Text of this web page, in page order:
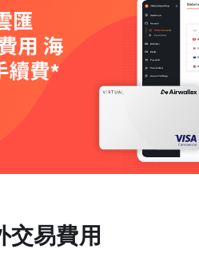
交易費用